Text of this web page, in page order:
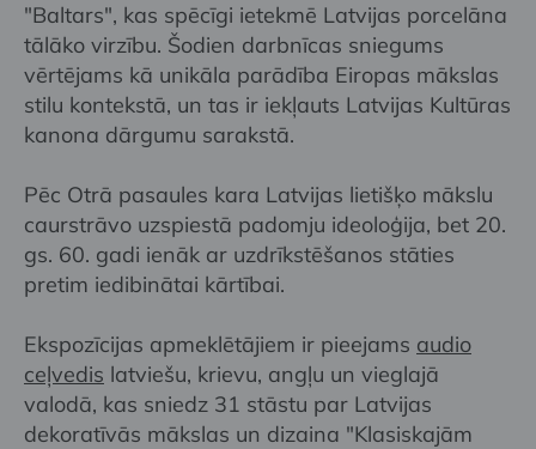
"Baltars", kas spēcīgi ietekmē Latvijas porcelāna
tālāko virzību. Šodien darbnīcas sniegums
vērtējams kā unikāla parādība Eiropas mākslas
stilu kontekstā, un tas ir iekļauts Latvijas Kultūras
kanona dārgumu sarakstā.
Pēc Otrā pasaules kara Latvijas lietišķo mākslu
caurstrāvo uzspiestā padomju ideoloģija, bet 20.
gs. 60. gadi ienāk ar uzdrīkstēšanos stāties
pretim iedibinātai kārtībai.
Ekspozīcijas apmeklētājiem ir pieejams audio
ceļvedis latviešu, krievu, angļu un vieglajā
valodā, kas sniedz 31 stāstu par Latvijas
dekoratīvās mākslas un dizaina "Klasiskajām